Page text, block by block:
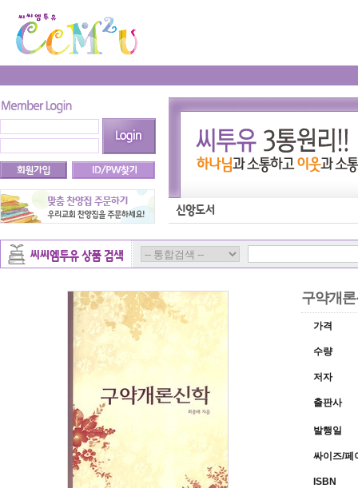
구약개
가격
수량
저자
출판사
발행일
싸이즈/페
ISBN